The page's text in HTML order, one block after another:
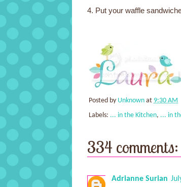
4. Put your waffle
Posted by Unknown at 9:30 AM
Labels: ... in the Kitchen, ... in
334 comments:
Adrianne Surian